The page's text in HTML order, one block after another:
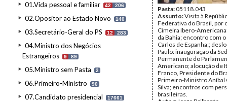
01.Vida pessoal e familiar 42 206
02.Opositor ao Estado Novo 140
03.Secretário-Geral do PS 12 283
04.Ministro dos Negócios
Estrangeiros
9 89
05.Ministro sem Pasta 2
06.Primeiro-Ministro 90
07.Candidato presidencial 17661
Pasta:05118.043
Assunto:Visita à
Federativa do Brasil, por
Cimeira Ibero-
da Bahia; encontro com o
Carlos de Espanha;;
Paulo: inauguração da
Permanente do
Americano; alocução de
Franco, Presidente do
Primeiro-Ministro Aníbal
Silva; encontros com
brasileiras.